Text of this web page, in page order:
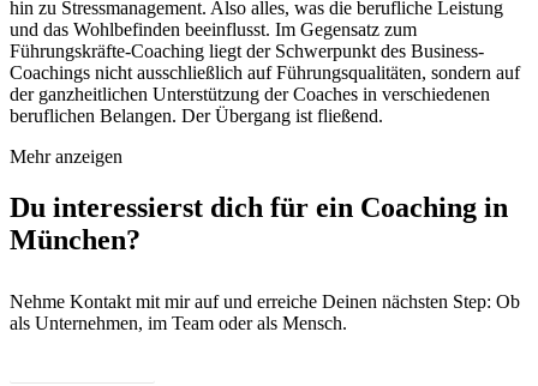
hin zu Stress­man­age­ment. Also alles, was die beru­fliche Leis­tung
und das Wohlbefind­en bee­in­flusst. Im Gegen­satz zum
Führungskräfte-Coach­ing liegt der Schw­er­punkt des Busi­ness-
Coach­ings nicht auss­chließlich auf Führungsqual­itäten, son­dern auf
der ganzheitlichen Unter­stützung der Coach­es in ver­schiede­nen
beru­flichen Belan­gen. Der Über­gang ist fließend.
Mehr anzeigen
Du interessierst dich für ein Coaching in
München?
Nehme Kon­takt mit mir auf und erre­iche Deinen näch­sten Step: Ob
als Unternehmen, im Team oder als Mensch.